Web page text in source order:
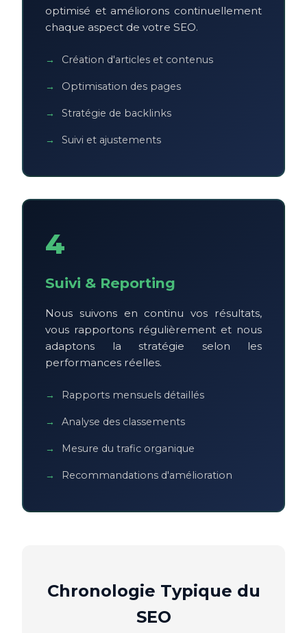
optimisé et améliorons continuellement
chaque aspect de votre SEO.
Création d'articles et contenus
Optimisation des pages
Stratégie de backlinks
Suivi et ajustements
4
Suivi & Reporting
Nous suivons en continu vos résultats,
vous rapportons régulièrement et nous
adaptons la stratégie selon les
performances réelles.
Rapports mensuels détaillés
Analyse des classements
Mesure du trafic organique
Recommandations d'amélioration
Chronologie Typique du
SEO